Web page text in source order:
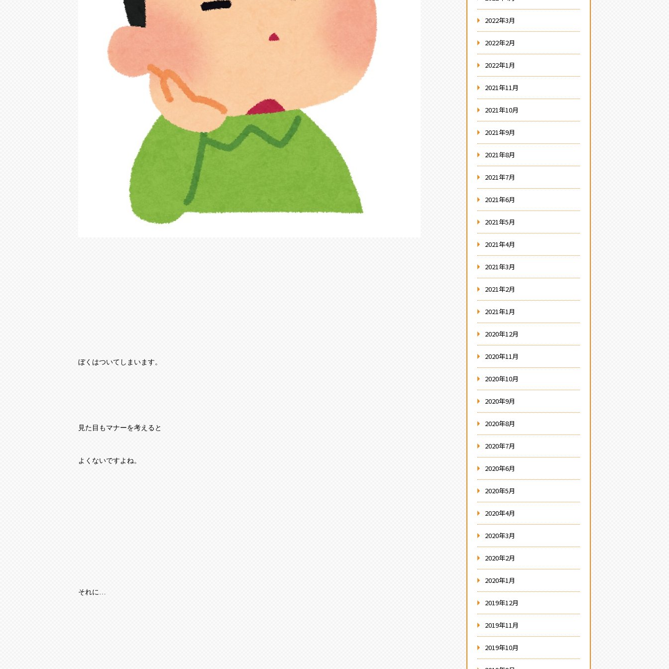
ぼくはついてしまいます。
見た目もマナーを考えると
よくないですよね。
それに
2022年3月
2022年2月
2022年1月
2021年11月
2021年10月
2021年9月
2021年8月
2021年7月
2021年6月
2021年5月
2021年4月
2021年3月
2021年2月
2021年1月
2020年12月
2020年11月
2020年10月
2020年9月
2020年8月
2020年7月
2020年6月
2020年5月
2020年4月
2020年3月
2020年2月
2020年1月
2019年12月
2019年11月
2019年10月